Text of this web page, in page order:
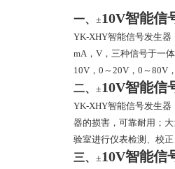
一、 ±10V智能信
YK-XHY智能信号发生器
mA ， V ，三种信号于一
10V ， 0 ～ 20V ， 0 ～ 80V
二、 ±10V智能信
YK-XHY智能信号发生器
器的损害，可靠耐用；
验室进行仪表检测、校
三、 ±10V智能信